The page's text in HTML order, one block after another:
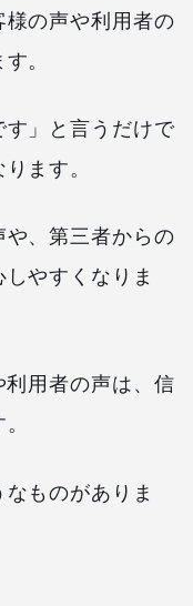
の声や利用者の
。
す」と言うだけで
ます。
、第三者からの
やすくなりま
用者の声は、信
ものがありま